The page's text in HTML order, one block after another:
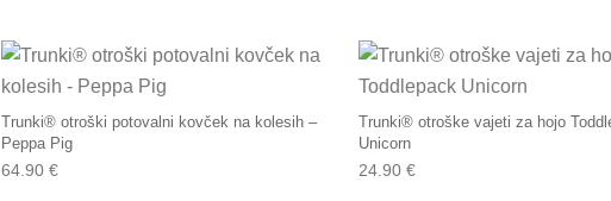
Trunki® otroški potovalni kovček na kolesih –
Peppa Pig
64.90 €
Trunki® otroške vajeti za hojo
Unicorn
24.90 €